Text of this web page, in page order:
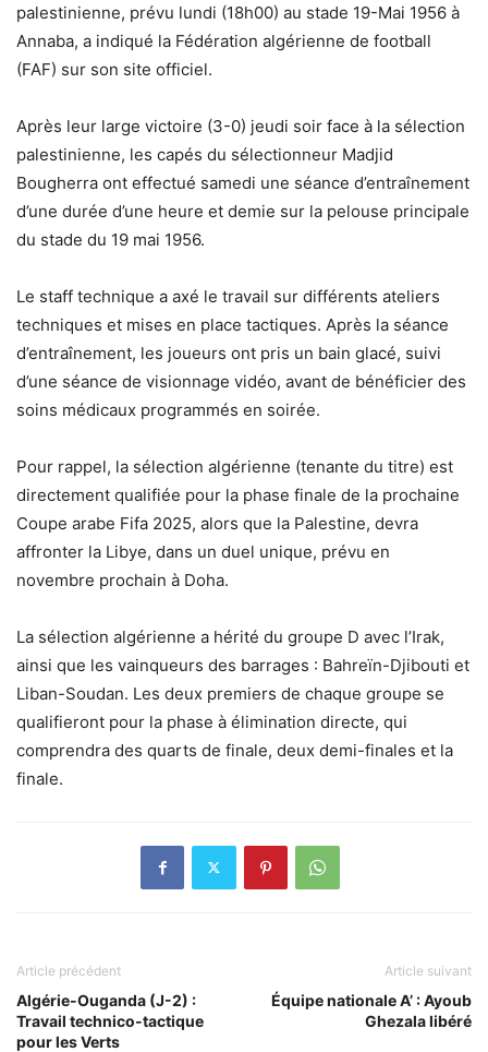
palestinienne, prévu lundi (18h00) au stade 19-Mai 1956 à
Annaba, a indiqué la Fédération algérienne de football
(FAF) sur son site officiel.
Après leur large victoire (3-0) jeudi soir face à la sélection
palestinienne, les capés du sélectionneur Madjid
Bougherra ont effectué samedi une séance d’entraînement
d’une durée d’une heure et demie sur la pelouse principale
du stade du 19 mai 1956.
Le staff technique a axé le travail sur différents ateliers
techniques et mises en place tactiques. Après la séance
d’entraînement, les joueurs ont pris un bain glacé, suivi
d’une séance de visionnage vidéo, avant de bénéficier des
soins médicaux programmés en soirée.
Pour rappel, la sélection algérienne (tenante du titre) est
directement qualifiée pour la phase finale de la prochaine
Coupe arabe Fifa 2025, alors que la Palestine, devra
affronter la Libye, dans un duel unique, prévu en
novembre prochain à Doha.
La sélection algérienne a hérité du groupe D avec l’Irak,
ainsi que les vainqueurs des barrages : Bahreïn-Djibouti et
Liban-Soudan. Les deux premiers de chaque groupe se
qualifieront pour la phase à élimination directe, qui
comprendra des quarts de finale, deux demi-finales et la
finale.
Article précédent
Algérie-Ouganda (J-2) :
Travail technico-tactique
pour les Verts
Article suivant
Équipe nationale A’ : Ayoub
Ghezala libéré